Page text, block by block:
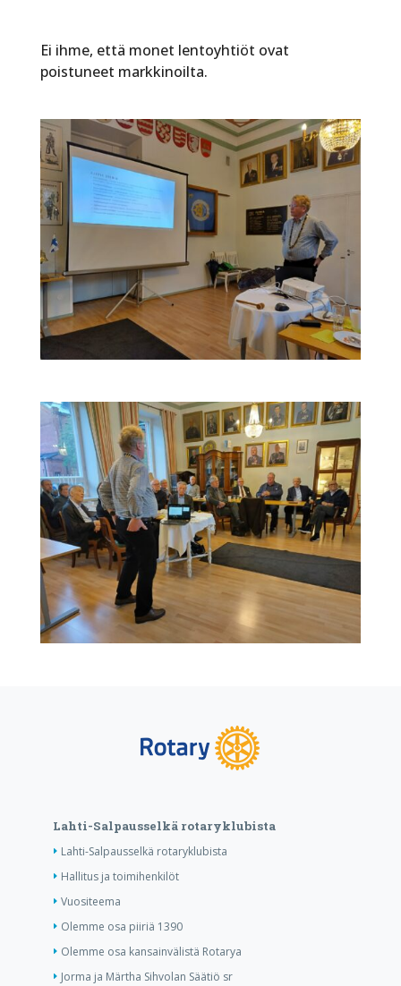
Ei ihme, että monet lentoyhtiöt ovat
poistuneet markkinoilta.
Lahti-Salpausselkä rotaryklubista
Lahti-Salpausselkä rotaryklubista
Hallitus ja toimihenkilöt
Vuositeema
Olemme osa piiriä 1390
Olemme osa kansainvälistä Rotarya
Jorma ja Märtha Sihvolan Säätiö sr